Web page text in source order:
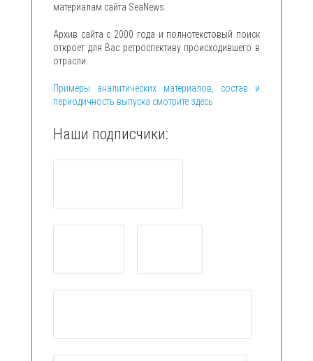
материалам сайта SeaNews.
Архив сайта с 2000 года и полнотекстовый поиск
откроет для Вас ретроспективу происходившего в
отрасли.
Примеры аналитических материалов, состав и
периодичность выпуска смотрите здесь
Наши подписчики: